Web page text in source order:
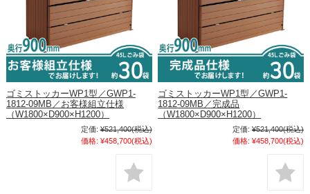
ゴミストッカーWP1型／GWP1-
1812-09MB／お客様組立仕様
（W1800×D900×H1200）
定価: ¥521,400(税込)
価格: ¥458,700(税込)
ゴミストッカーWP1型／GWP1-
1812-09MB／完成品
（W1800×D900×H1200）
定価: ¥521,400(税込)
価格: ¥458,700(税込)